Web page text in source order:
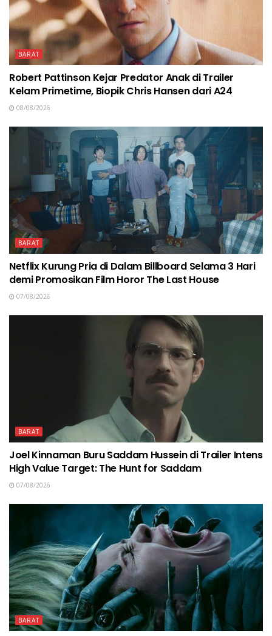
BARAT
Robert Pattinson Kejar Predator Anak di Trailer
Kelam Primetime, Biopik Chris Hansen dari A24
08/08/2026
BARAT
Netflix Kurung Pria di Dalam Billboard Selama 3 Hari
demi Promosikan Film Horor The Last House
07/08/2026
BARAT
Joel Kinnaman Buru Saddam Hussein di Trailer Intens
High Value Target: The Hunt for Saddam
07/08/2026
BARAT